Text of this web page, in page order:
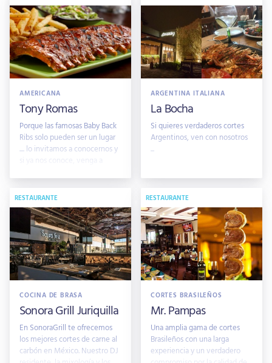
AMERICANA
Tony Romas
Porque las famosas Baby Back
Ribs solo pueden ser un lugar
.... lo invitamos a conocernos y
ARGENTINA ITALIANA
La Bocha
Si quieres verdaderos cortes
Argentinos, ven con nosotros
...
RESTAURANTE
COCINA DE BRASA
Sonora Grill Juriquilla
En SonoraGrill te ofrecemos
los mejores cortes de carne al
carbón en México. Nuestro DJ
RESTAURANTE
CORTES BRASILEÑOS
Mr. Pampas
Una amplia gama de cortes
Brasileños con una larga
experiencia y un verdadero